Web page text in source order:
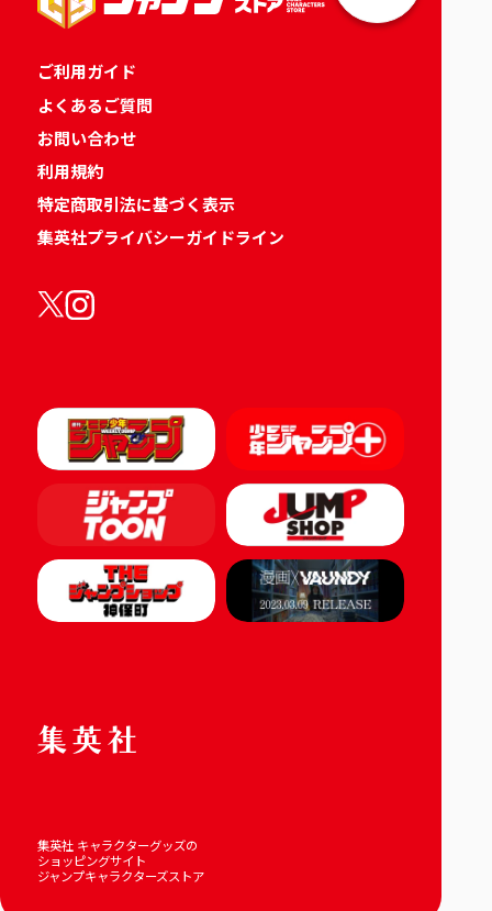
ご利用ガイド
よくあるご質問
お問い合わせ
利用規約
特定商取引法に基づく表示
集英社プライバシーガイドライン
集英社 キャラクターグッズの
ショッピングサイト
ジャンプキャラクターズストア